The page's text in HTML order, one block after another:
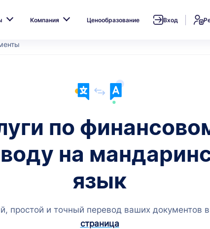
Компания Ценообразование Вход
по
на
язык
простой и точный перевод ваших документов
страница